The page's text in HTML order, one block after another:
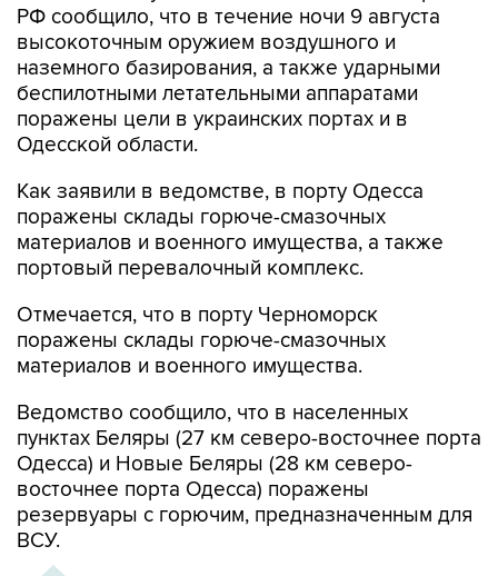
РФ сообщило, что в течение ночи 9 августа
высокоточным оружием воздушного и
наземного базирования, а также ударными
беспилотными летательными аппаратами
поражены цели в украинских портах и в
Одесской области.
Как заявили в ведомстве, в порту Одесса
поражены склады горюче-смазочных
материалов и военного имущества, а также
портовый перевалочный комплекс.
Отмечается, что в порту Черноморск
поражены склады горюче-смазочных
материалов и военного имущества.
Ведомство сообщило, что в населенных
пунктах Беляры (27 км северо-восточнее порта
Одесса) и Новые Беляры (28 км северо-
восточнее порта Одесса) поражены
резервуары с горючим, предназначенным для
ВСУ.